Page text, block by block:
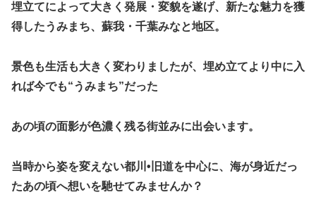
埋立てによって大きく発展・変貌を遂げ、新たな魅力を獲
得したうみまち、蘇我・千葉みなと地区。
景色も生活も大きく変わりましたが、埋め立てより中に入
れば今でも“うみまち”だった
あの頃の面影が色濃く残る街並みに出会います。
当時から姿を変えない都川•旧道を中心に、海が身近だっ
たあの頃へ想いを馳せてみませんか？